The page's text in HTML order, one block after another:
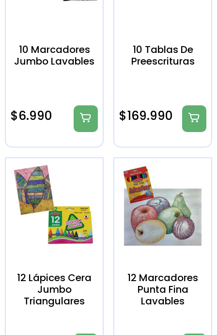
10 Marcadores
Jumbo Lavables
$6.990
10 Tablas De
Preescrituras
$169.990
12 Lápices Cera
Jumbo
Triangulares
12 Marcadores
Punta Fina
Lavables